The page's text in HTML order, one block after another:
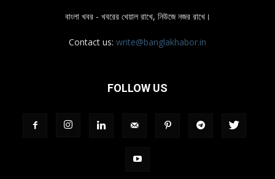
বাংলা খবর - খবরের খেয়াল রাখে, নিউজে নজর রাখে।
Contact us: write@banglakhabor.in
FOLLOW US